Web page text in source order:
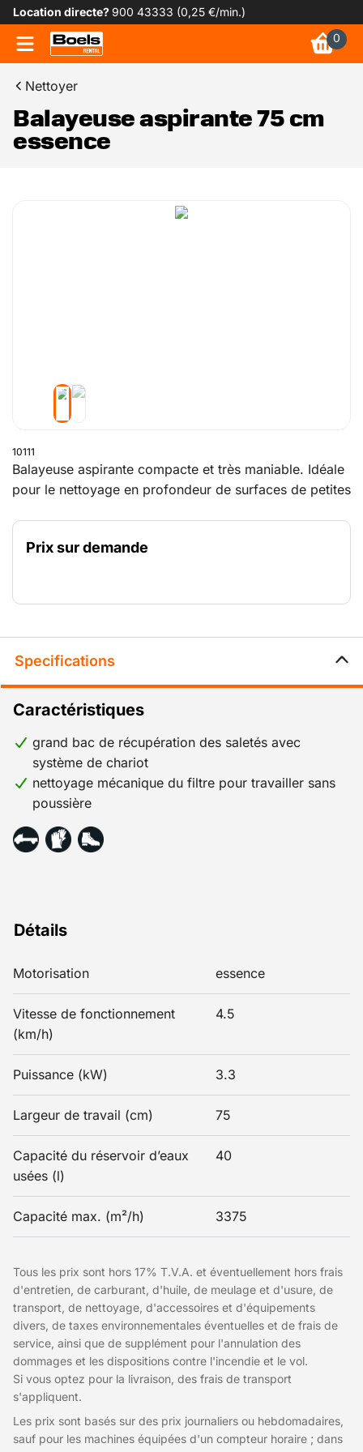
Location directe?900 43333 (0,25 €/min.)
0
Nettoyer
Balayeuse aspirante 75 cm
essence
10111
Balayeuse aspirante compacte et très maniable. Idéale
pour le nettoyage en profondeur de surfaces de petites
l'extérieur. Disponible en version à moteur à essence
puissant ou en version à batterie particulièrement
Prix sur demande
Specifications
Détails
Motorisation essence
Vitesse de fonctionnement
(km/h)
4.5
Puissance (kW) 3.3
Largeur de travail (cm) 75
Capacité du réservoir d’eaux
usées (l)
40
Capacité max. (m²/h) 3375
Caractéristiques
grand bac de récupération des saletés avec
système de chariot
nettoyage mécanique du filtre pour travailler sans
poussière
Tous les prix sont hors 17% T.V.A. et éventuellement hors frais
d'entretien, de carburant, d'huile, de meulage et d'usure, de
transport, de nettoyage, d'accessoires et d'équipements
divers, de taxes environnementales éventuelles et de frais de
service, ainsi que de supplément pour l'annulation des
dommages et les dispositions contre l'incendie et le vol.
Si vous optez pour la livraison, des frais de transport
s'appliquent.
Les prix sont basés sur des prix journaliers ou hebdomadaires,
sauf pour les machines équipées d'un compteur horaire ; dans